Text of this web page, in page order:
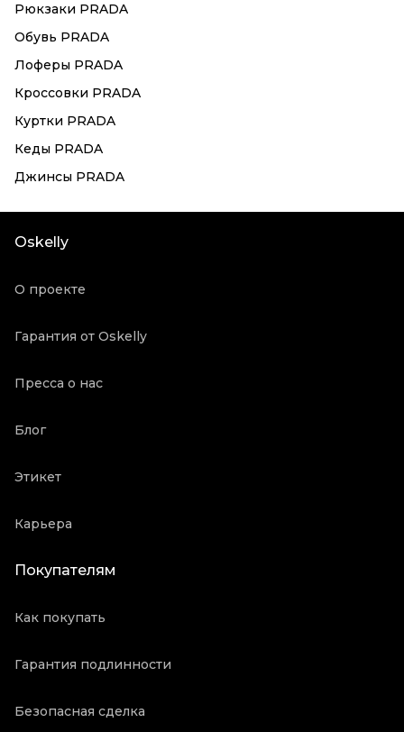
Рюкзаки PRADA
Обувь PRADA
Лоферы PRADA
Кроссовки PRADA
Куртки PRADA
Кеды PRADA
Джинсы PRADA
Oskelly
О проекте
Гарантия от Oskelly
Пресса о нас
Блог
Этикет
Карьера
Покупателям
Как покупать
Гарантия подлинности
Безопасная сделка